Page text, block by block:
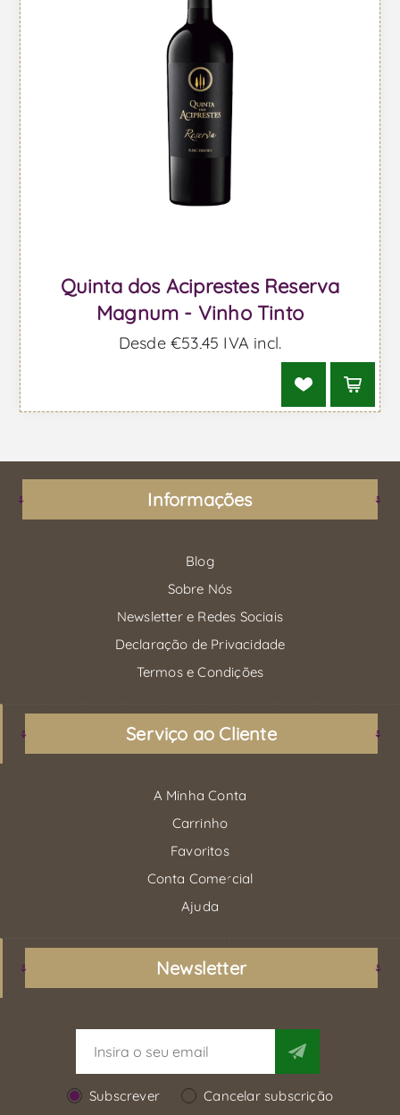
Quinta dos Aciprestes Reserva
Magnum - Vinho Tinto
Desde €53,45 IVA incl.
Informações
Blog
Sobre Nós
Newsletter e Redes Sociais
Declaração de Privacidade
Termos e Condições
Serviço ao Cliente
A Minha Conta
Carrinho
Favoritos
Conta Comercial
Ajuda
Newsletter
Subscrever Cancelar subscrição